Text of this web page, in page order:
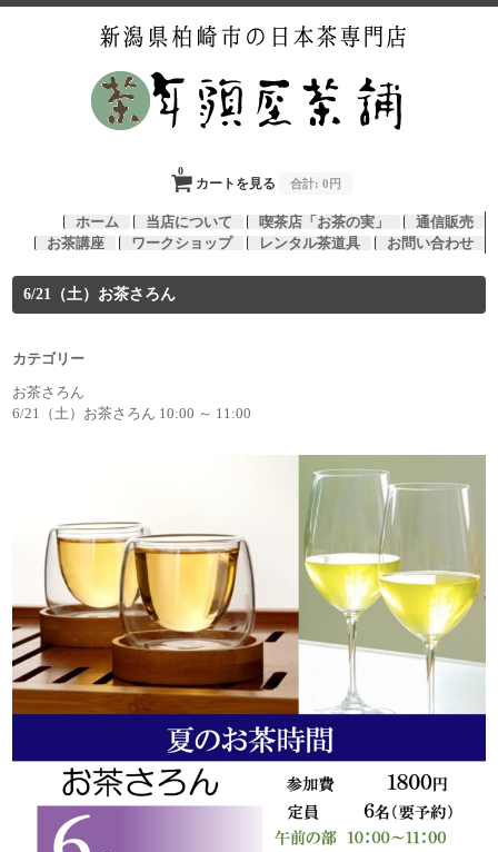
カートを見る
0
合計: 0円
ホーム 当店について 喫茶店「お茶の実」
通信販売
お茶講座
ワークショップ レンタル茶道具 お問い合わせ
6/21（土）お茶さろん
カテゴリー
お茶さろん
6/21（土）お茶さろん 10:00 ～ 11:00